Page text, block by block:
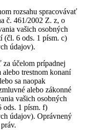
rozsahu spracovávať
č. 461/2002 Z. z, o
vašich osobných
(čl. 6 ods. 1 písm. c)
údajov).
za účelom prípadnej
trestnom konaní
sa naopak
alebo zákonné
vašich osobných
ods. 1 písm. f)
údajov). Oprávnený